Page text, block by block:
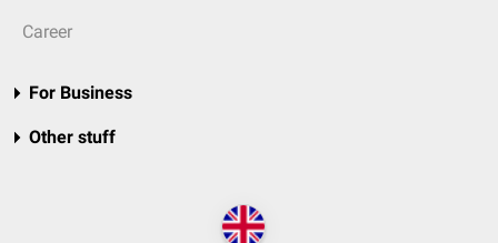
Career
For Business
Other stuff